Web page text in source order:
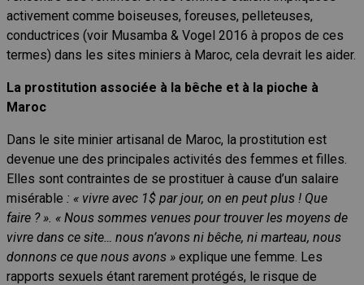
activement comme boiseuses, foreuses, pelleteuses,
conductrices (voir Musamba & Vogel 2016 à propos de ces
termes) dans les sites miniers à Maroc, cela devrait les aider.
La prostitution associée à la bêche et à la pioche à
Maroc
Dans le site minier artisanal de Maroc, la prostitution est
devenue une des principales activités des femmes et filles.
Elles sont contraintes de se prostituer à cause d’un salaire
misérable : « vivre avec 1$ par jour, on en peut plus ! Que
faire ? ». « Nous sommes venues pour trouver les moyens de
vivre dans ce site… nous n’avons ni bêche, ni marteau, nous
donnons ce que nous avons » explique une femme. Les
rapports sexuels étant rarement protégés, le risque de